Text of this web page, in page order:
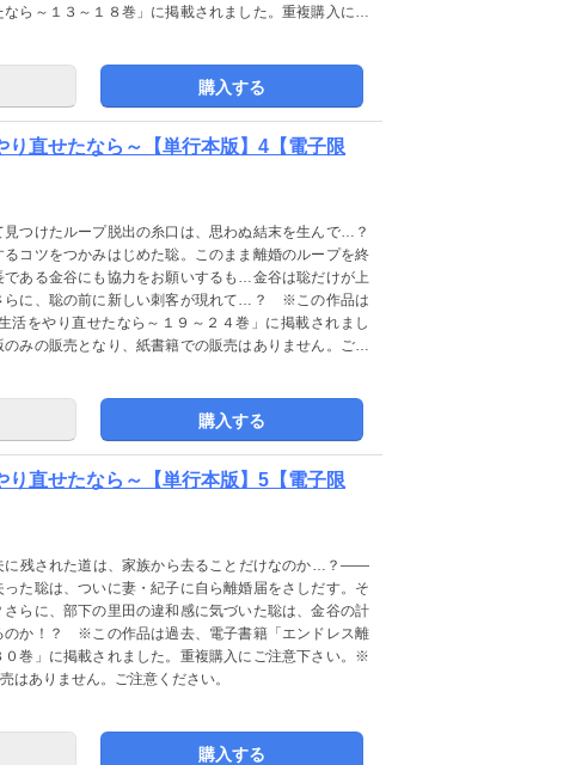
ら～１３～１８巻」に掲載されました。重複購入にご
購入する
直せたなら～【単行本版】4【電子限
見つけたループ脱出の糸口は、思わぬ結末を生んで…？
コツをつかみはじめた聡。このまま離婚のループを終
ある金谷にも協力をお願いするも…金谷は聡だけが上
らに、聡の前に新しい刺客が現れて…？ ※この作品は
活をやり直せたなら～１９～２４巻」に掲載されまし
みの販売となり、紙書籍での販売はありません。ご注
購入する
直せたなら～【単行本版】5【電子限
に残された道は、家族から去ることだけなのか…？――
た聡は、ついに妻・紀子に自ら離婚届をさしだす。そ
らに、部下の里田の違和感に気づいた聡は、金谷の計
か！？ ※この作品は過去、電子書籍「エンドレス離
巻」に掲載されました。重複購入にご注意下さい。※
はありません。ご注意ください。
購入する